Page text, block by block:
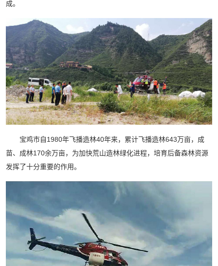
成。
宝鸡市自1980年飞播造林40年来，累计飞播造林643万亩，成
苗、成林170余万亩，为加快荒山造林绿化进程，培育后备森林资源
发挥了十分重要的作用。